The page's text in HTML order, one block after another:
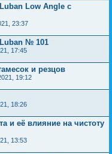
Low Angle c
23:37
№ 101
17:45
и резцов
19:12
18:26
и её влияние на чистоту
13:53